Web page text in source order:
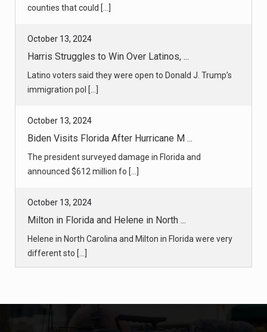
counties that could [...]
October 13, 2024
Harris Struggles to Win Over Latinos, ...
Latino voters said they were open to Donald J. Trump’s
immigration pol [...]
October 13, 2024
Biden Visits Florida After Hurricane M ...
The president surveyed damage in Florida and
announced $612 million fo [...]
October 13, 2024
Milton in Florida and Helene in North ...
Helene in North Carolina and Milton in Florida were very
different sto [...]